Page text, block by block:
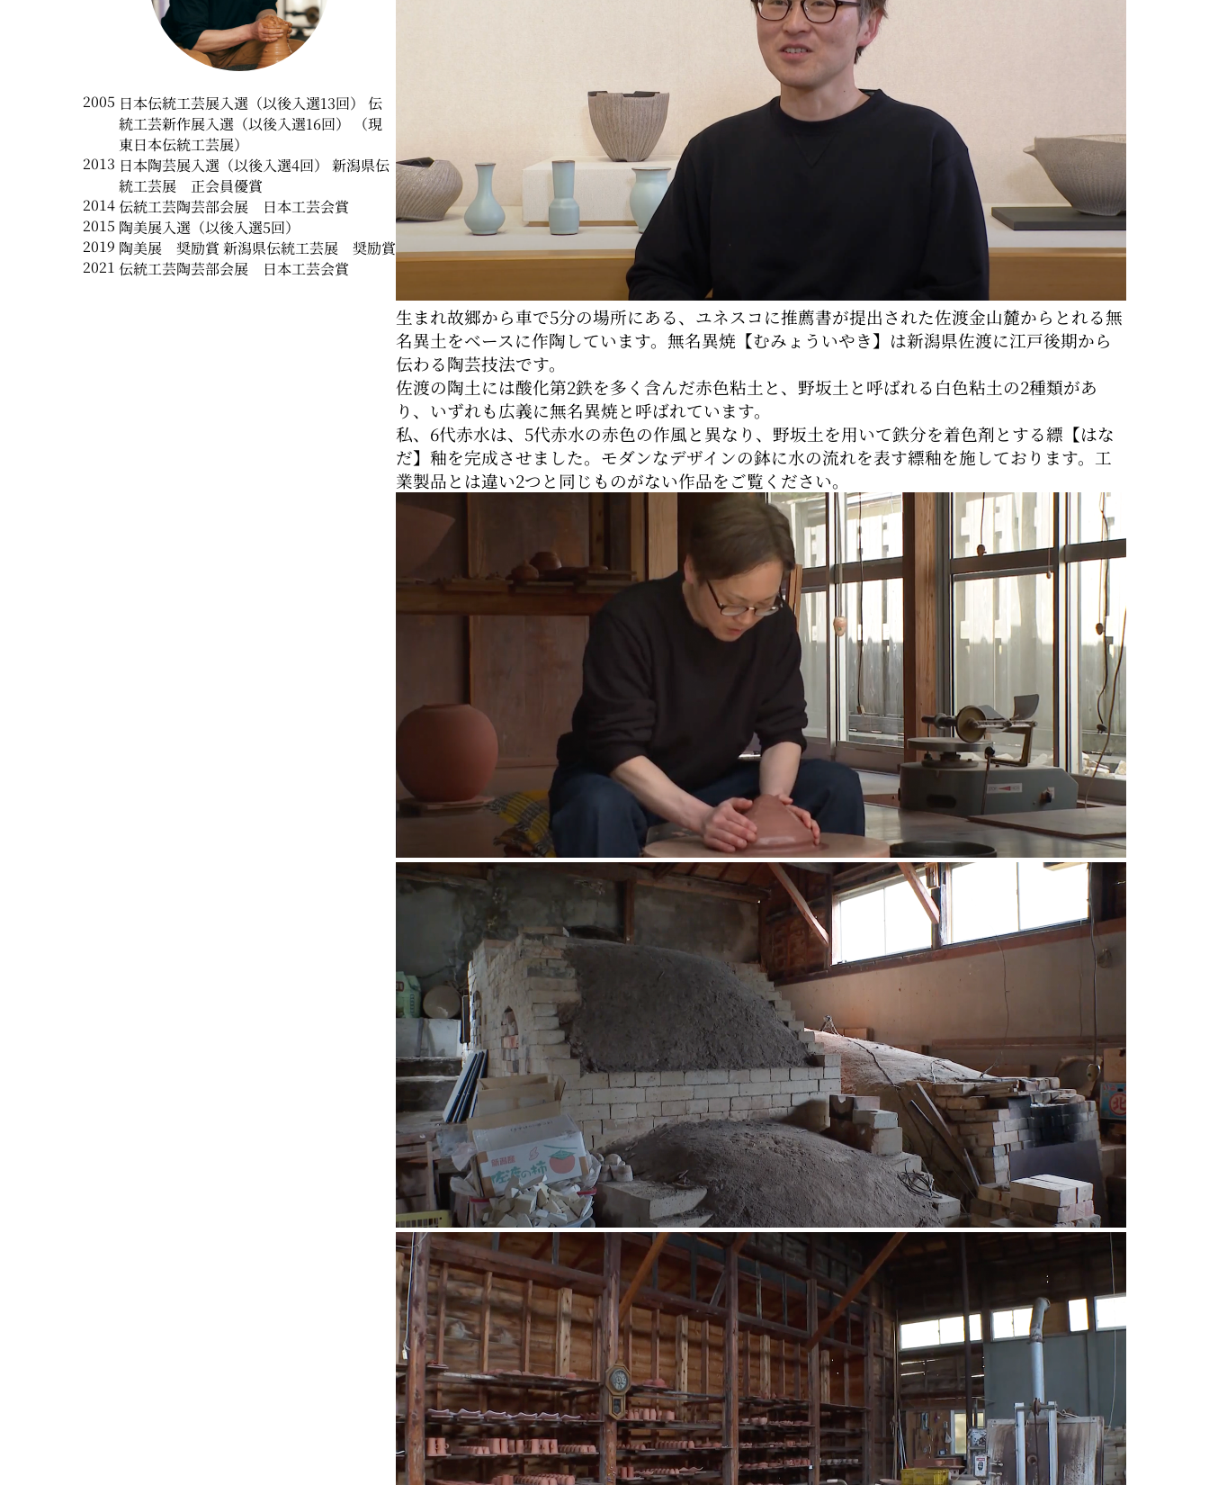
2005 日本伝統工芸展入選（以後入選13回） 伝
統工芸新作展入選（以後入選16回） （現
東日本伝統工芸展）
2013 日本陶芸展入選（以後入選4回） 新潟県伝
統工芸展 正会員優賞
2014伝統工芸陶芸部会展 日本工芸会賞
2015 陶美展入選（以後入選5回）
2019 陶美展 奨励賞 新潟県伝統工芸展 奨励賞
2021 伝統工芸陶芸部会展 日本工芸会賞
生まれ故郷から車で5分の場所にある、ユネスコに推薦書が提出された佐渡金山麓からとれる無
名異土をベースに作陶しています。無名異焼【むみょういやき】は新潟県佐渡に江戸後期から
伝わる陶芸技法です。
佐渡の陶土には酸化第2鉄を多く含んだ赤色粘土と、野坂土と呼ばれる白色粘土の2種類があ
り、いずれも広義に無名異焼と呼ばれています。
私、6代赤水は、5代赤水の赤色の作風と異なり、野坂土を用いて鉄分を着色剤とする縹【はな
だ】釉を完成させました。モダンなデザインの鉢に水の流れを表す縹釉を施しております。工
業製品とは違い2つと同じものがない作品をご覧ください。